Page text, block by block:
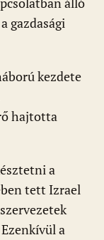
gazdasági
kezdete
hajtotta
a
tett Izrael
a